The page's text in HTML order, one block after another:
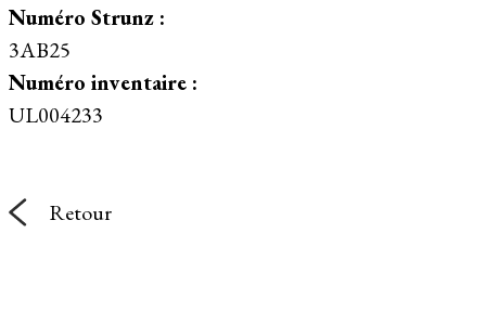
Numéro Strunz :
3AB25
Numéro inventaire :
UL004233
Retour